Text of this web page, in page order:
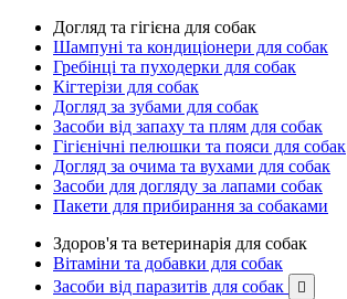
Догляд та гігієна для собак
Шампуні та кондиціонери для собак
Гребінці та пуходерки для собак
Кігтерізи для собак
Догляд за зубами для собак
Засоби від запаху та плям для собак
Гігієнічні пелюшки та пояси для собак
Догляд за очима та вухами для собак
Засоби для догляду за лапами собак
Пакети для прибирання за собаками
Здоров'я та ветеринарія для собак
Вітаміни та добавки для собак
Засоби від паразитів для собак
